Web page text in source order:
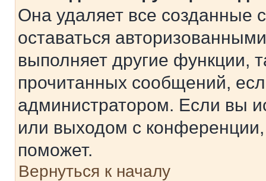
Она удаляет все созданные
оставаться
выполняет другие функции,
прочитанных сообщений,
администратором. Если вы
или выходом с
поможет.
Вернуться к началу